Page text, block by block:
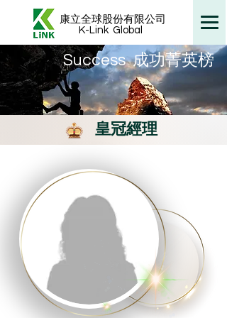
康立全球股份有限公司
K-Link Global
​Success 成功菁英榜
皇冠經理